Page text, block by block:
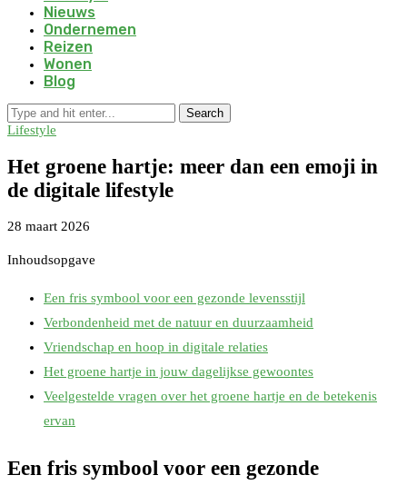
Nieuws
Ondernemen
Reizen
Wonen
Blog
Search
Lifestyle
Het groene hartje: meer dan een emoji in
de digitale lifestyle
28 maart 2026
Inhoudsopgave
Een fris symbool voor een gezonde levensstijl
Verbondenheid met de natuur en duurzaamheid
Vriendschap en hoop in digitale relaties
Het groene hartje in jouw dagelijkse gewoontes
Veelgestelde vragen over het groene hartje en de betekenis
ervan
Een fris symbool voor een gezonde